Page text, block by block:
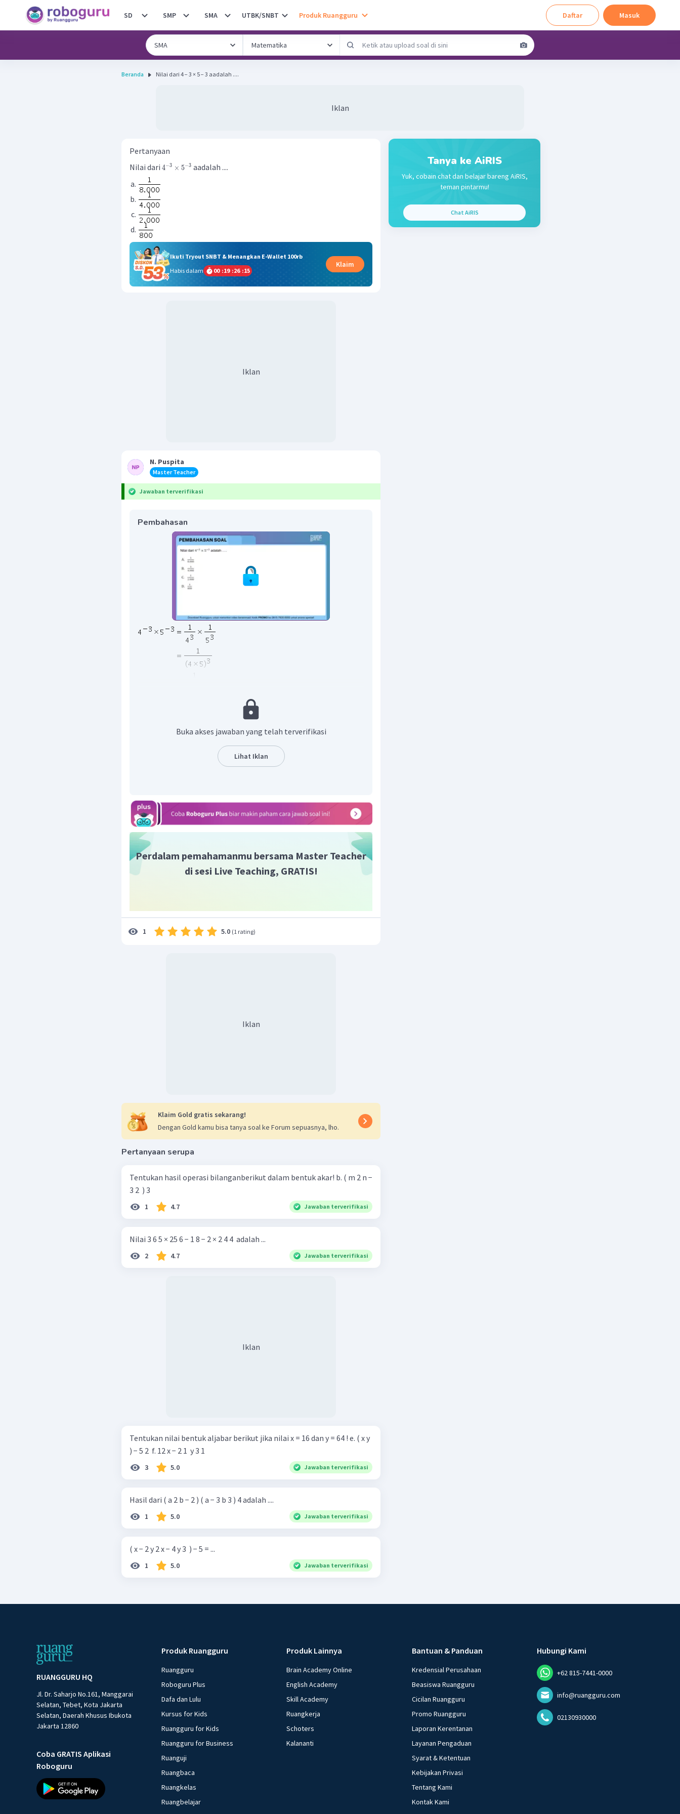
SD SMP SMA UTBK/SNBT Produk Ruangguru Daftar Masuk
Beranda Nilai dari 4 − 3 × 5 − 3 aadalah ....
Iklan
Pertanyaan
Nilai dari 4−3 × 5−3 aadalah ....
Ikuti Tryout SNBT & Menangkan E-Wallet 100rb
Habis dalam
00 :19 :26 :15
Klaim
Iklan
N. Puspita
Master Teacher
Jawaban terverifikasi
Pembahasan
Jadi, jawaban yang tepat adalah A.
Buka akses jawaban yang telah terverifikasi
Lihat Iklan
Perdalam pemahamanmu bersama Master Teacher
di sesi Live Teaching, GRATIS!
1 5.0 (1 rating)
Iklan
Klaim Gold gratis sekarang!
Dengan Gold kamu bisa tanya soal ke Forum sepuasnya, lho.
Pertanyaan serupa
Tentukan hasil operasi bilanganberikut dalam bentuk akar! b. ( m 2 n −
3 2 ​ ) 3
1 4.7 Jawaban terverifikasi
Nilai 3 6 5 × 25 6 − 1 8 − 2 × 2 4 4 ​ adalah ...
2 4.7 Jawaban terverifikasi
Iklan
Tentukan nilai bentuk aljabar berikut jika nilai x = 16 dan y = 64 ! e. ( x y
) − 5 2 ​ f. 12 x − 2 1 ​ y 3 1 ​
3 5.0 Jawaban terverifikasi
Hasil dari ( a 2 b − 2 ) ( a − 3 b 3 ) 4 adalah ....
1 5.0 Jawaban terverifikasi
( x − 2 y 2 x − 4 y 3 ​ ) − 5 = ...
1 5.0 Jawaban terverifikasi
Tanya ke AiRIS
Yuk, cobain chat dan belajar bareng AiRIS,
teman pintarmu!
Chat AiRIS
RUANGGURU HQ
Jl. Dr. Saharjo No.161, Manggarai
Selatan, Tebet, Kota Jakarta
Selatan, Daerah Khusus Ibukota
Jakarta 12860
Coba GRATIS Aplikasi
Roboguru
Produk Ruangguru
Ruangguru
Roboguru Plus
Dafa dan Lulu
Kursus for Kids
Ruangguru for Kids
Ruangguru for Business
Ruanguji
Ruangbaca
Ruangkelas
Ruangbelajar
Produk Lainnya
Brain Academy Online
English Academy
Skill Academy
Ruangkerja
Schoters
Kalananti
Bantuan & Panduan
Kredensial Perusahaan
Beasiswa Ruangguru
Cicilan Ruangguru
Promo Ruangguru
Laporan Kerentanan
Layanan Pengaduan
Syarat & Ketentuan
Kebijakan Privasi
Tentang Kami
Kontak Kami
Hubungi Kami
+62 815-7441-0000
info@ruangguru.com
02130930000